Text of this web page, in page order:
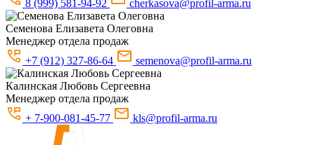
8 (999) 581-94-92
cherkasova@profil-arma.ru
Семенова Елизавета Олеговна
Менеджер отдела продаж
+7 (912) 327-86-64
semenova@profil-arma.ru
Калинская Любовь Сергеевна
Менеджер отдела продаж
+ 7-900-081-45-77
kls@profil-arma.ru